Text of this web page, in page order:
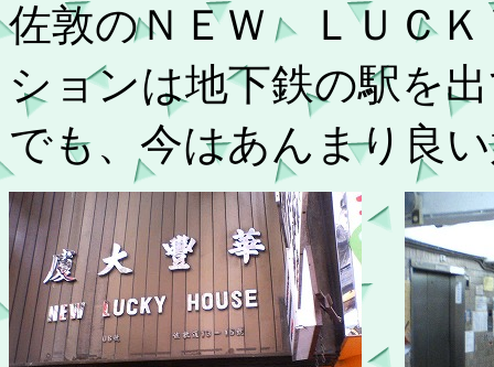
佐敦のＮＥＷ ＬＵＣ
ションは地下鉄の駅を
でも、今はあんまり良